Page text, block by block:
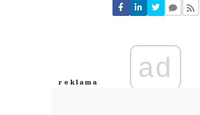
Nie znaleziono
Zostaw swoje
Anuluj
ad